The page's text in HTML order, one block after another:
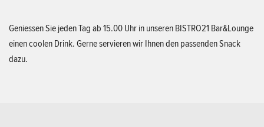
Geniessen Sie jeden Tag ab 15.00 Uhr in unseren BISTRO21 Bar&Lounge
einen coolen Drink. Gerne servieren wir Ihnen den passenden Snack
dazu.